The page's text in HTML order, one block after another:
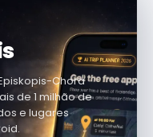
Chora
de 1 milhão de
e lugares